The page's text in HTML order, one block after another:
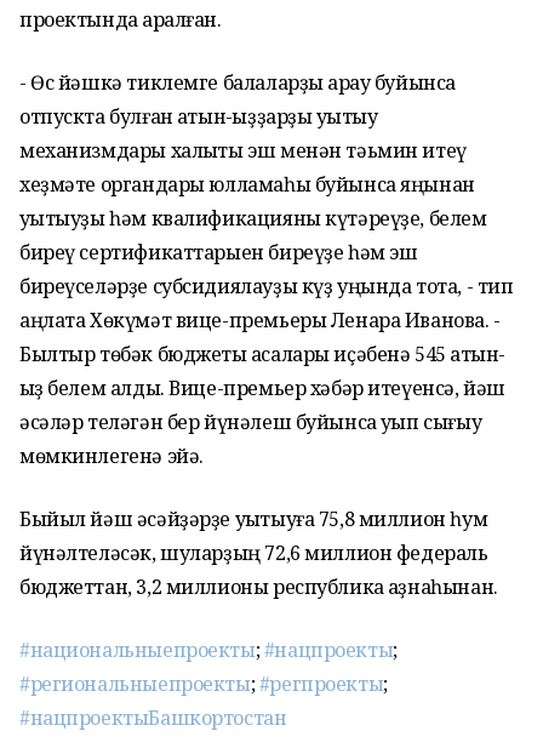
проектында ҡаралған.
- Өс йәшкә тиклемге балаларҙы ҡарау буйынса
отпускта булған ҡатын-ҡыҙҙарҙы уҡытыу
механизмдары халыҡты эш менән тәьмин итеү
хеҙмәте органдары юлламаһы буйынса яңынан
уҡытыуҙы һәм квалификацияны күтәреүҙе, белем
биреү сертификаттарыен биреүҙе һәм эш
биреүселәрҙе субсидиялауҙы күҙ уңында тота, - тип
аңлата Хөкүмәт вице-премьеры Ленара Иванова. -
Былтыр төбәк бюджеты аҡсалары иҫәбенә 545 ҡатын-
ҡыҙ белем алды. Вице-премьер хәбәр итеүенсә, йәш
әсәләр теләгән бер йүнәлеш буйынса уҡып сығыу
мөмкинлегенә эйә.
Быйыл йәш әсәйҙәрҙе уҡытыуға 75,8 миллион һум
йүнәлтеләсәк, шуларҙың 72,6 миллион федераль
бюджеттан, 3,2 миллионы республика ҡаҙнаһынан.
#национальныепроекты;#нацпроекты;
#региональныепроекты;#регпроекты;
#нацпроектыБашкортостан